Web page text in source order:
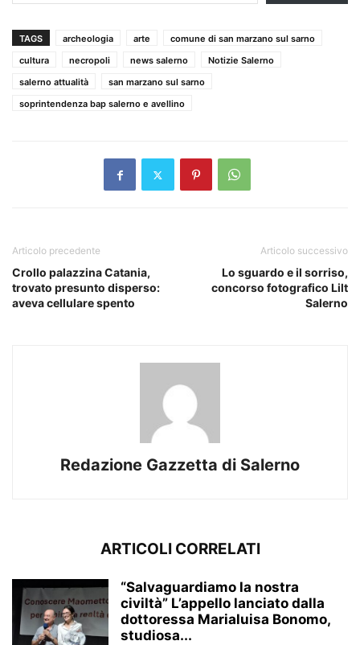
TAGS archeologia arte
comune di san marzano sul sarno
cultura
necropoli news salerno
Notizie Salerno
salerno attualità
san marzano sul sarno
soprintendenza bap salerno e avellino
Articolo precedente
Crollo palazzina Catania,
trovato presunto disperso:
aveva cellulare spento
Articolo successivo
Lo sguardo e il sorriso,
concorso fotografico Lilt
Salerno
Redazione Gazzetta di Salerno
ARTICOLI CORRELATI
“Salvaguardiamo la nostra
civiltà” L’appello lanciato dalla
dottoressa Marialuisa Bonomo,
studiosa...